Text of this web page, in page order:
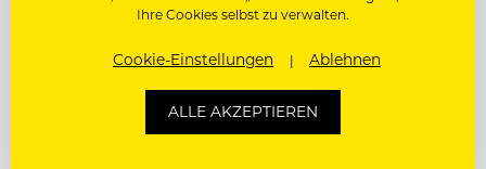
6352 Ellmau, Österreich
Ihre Cookies selbst zu verwalten.
Cookie-Einstellungen Ablehnen
ALLE AKZEPTIEREN